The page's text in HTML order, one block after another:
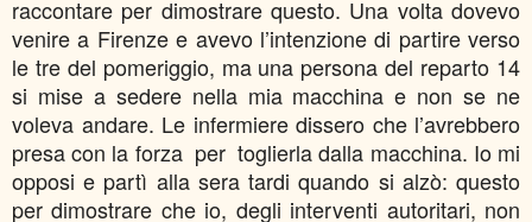
raccontare per dimostrare questo. Una volta dovevo
venire a Firenze e avevo l’intenzione di partire verso
le tre del pomeriggio, ma una persona del reparto 14
si mise a sedere nella mia macchina e non se ne
voleva andare. Le infermiere dissero che l’avrebbero
presa con la forza per toglierla dalla macchina. Io mi
opposi e partì alla sera tardi quando si alzò: questo
per dimostrare che io, degli interventi autoritari, non